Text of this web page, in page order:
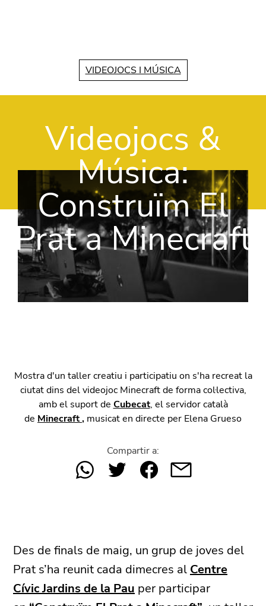
VIDEOJOCS I MÚSICA
Videojocs &
Música:
Construïm El
Prat a Minecraft
Mostra d'un taller creatiu i participatiu on s'ha recreat la
ciutat dins del videojoc Minecraft de forma col·lectiva,
amb el suport de Cubecat, el servidor català
de Minecraft, musicat en directe per Elena Grueso
Compartir a:
Des de finals de maig, un grup de joves del
Prat s’ha reunit cada dimecres al Centre
Cívic Jardins de la Pau per participar